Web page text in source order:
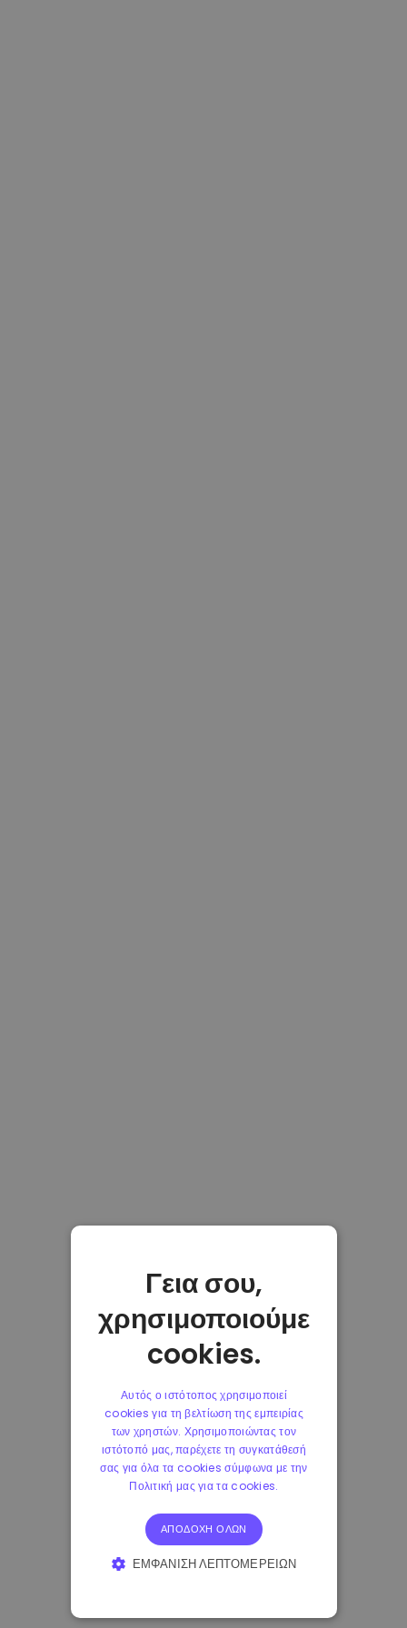
Γεια σου,
χρησιμοποιούμε
cookies.
Αυτός ο ιστότοπος χρησιμοποιεί
cookies για τη βελτίωση της εμπειρίας
των χρηστών. Χρησιμοποιώντας τον
ιστότοπό μας, παρέχετε τη συγκατάθεσή
σας για όλα τα cookies σύμφωνα με την
Πολιτική μας για τα cookies.
ΑΠΟΔΟΧΉ ΌΛΩΝ
ΕΜΦΆΝΙΣΗ ΛΕΠΤΟΜΕΡΕΙΏΝ